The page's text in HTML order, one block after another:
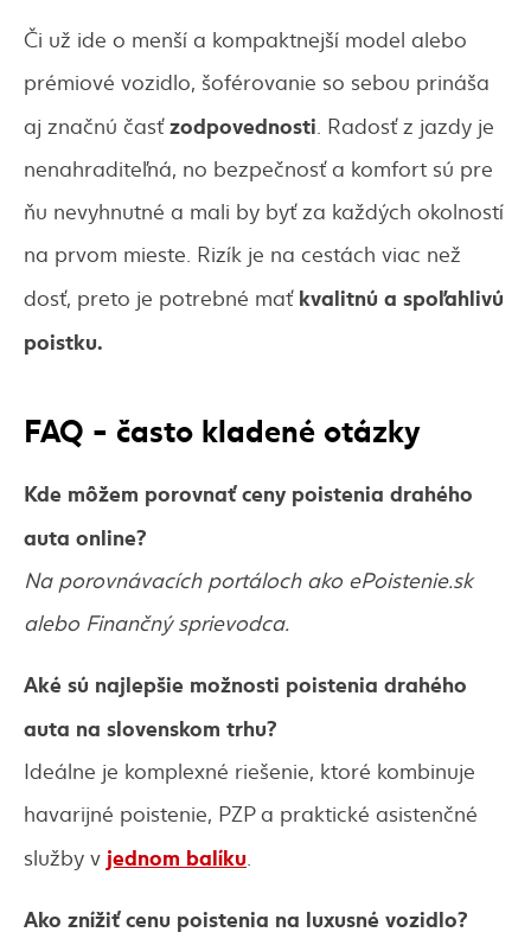
Či už ide o menší a kompaktnejší model alebo
prémiové vozidlo, šoférovanie so sebou prináša
aj značnú časťzodpovednosti. Radosť z jazdy je
nenahraditeľná, no bezpečnosť a komfort sú pre
ňu nevyhnutné a mali by byť za každých okolností
na prvom mieste. Rizík je na cestách viac než
dosť, preto je potrebné mať kvalitnú a spoľahlivú
poistku.
FAQ - často kladené otázky
Kde môžem porovnať ceny poistenia drahého
auta online?
Na porovnávacích portáloch ako ePoistenie.sk
alebo Finančný sprievodca.
Aké sú najlepšie možnosti poistenia drahého
auta na slovenskom trhu?
Ideálne je komplexné riešenie, ktoré kombinuje
havarijné poistenie, PZP a praktické asistenčné
služby v jednom balíku.
Ako znížiť cenu poistenia na luxusné vozidlo?